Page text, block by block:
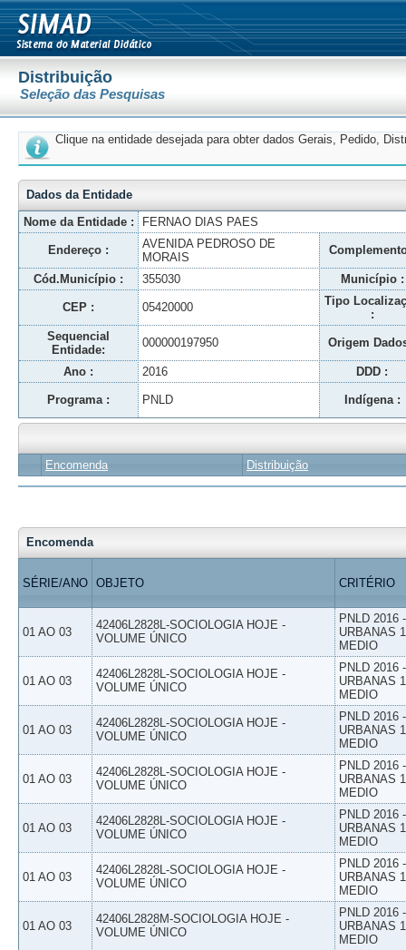
Distribuição
Seleção das Pesquisas
Clique na entidade desejada para obter dados Gerais, Pedido,
Dados da Entidade
Nome da Entidade :
FERNAO DIAS PAES
Endereço :
AVENIDA PEDROSO DE
MORAIS
Cód.Município : 355030 Município :
CEP : 05420000
Tipo
:
Sequencial
Entidade:
000000197950 Origem
Ano : 2016 DDD :
Programa : PNLD Indígena :
Encomenda Distribuição
Encomenda
SÉRIE/ANO OBJETO CRITÉRIO
01 AO 03
42406L2828L-SOCIOLOGIA HOJE -
VOLUME ÚNICO
PNLD 2016
URBANAS
MEDIO
01 AO 03
42406L2828L-SOCIOLOGIA HOJE -
VOLUME ÚNICO
PNLD 2016
URBANAS
MEDIO
01 AO 03
42406L2828L-SOCIOLOGIA HOJE -
VOLUME ÚNICO
PNLD 2016
URBANAS
MEDIO
01 AO 03
42406L2828L-SOCIOLOGIA HOJE -
VOLUME ÚNICO
PNLD 2016
URBANAS
MEDIO
01 AO 03
42406L2828L-SOCIOLOGIA HOJE -
VOLUME ÚNICO
PNLD 2016
URBANAS
MEDIO
01 AO 03
42406L2828L-SOCIOLOGIA HOJE -
VOLUME ÚNICO
PNLD 2016
URBANAS
MEDIO
01 AO 03
42406L2828M-SOCIOLOGIA HOJE -
VOLUME ÚNICO
PNLD 2016
URBANAS
MEDIO